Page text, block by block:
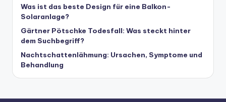
Was ist das beste Design für eine Balkon-
Solaranlage?
Gärtner Pötschke Todesfall: Was steckt hinter
dem Suchbegriff?
Nachtschattenlähmung: Ursachen, Symptome und
Behandlung